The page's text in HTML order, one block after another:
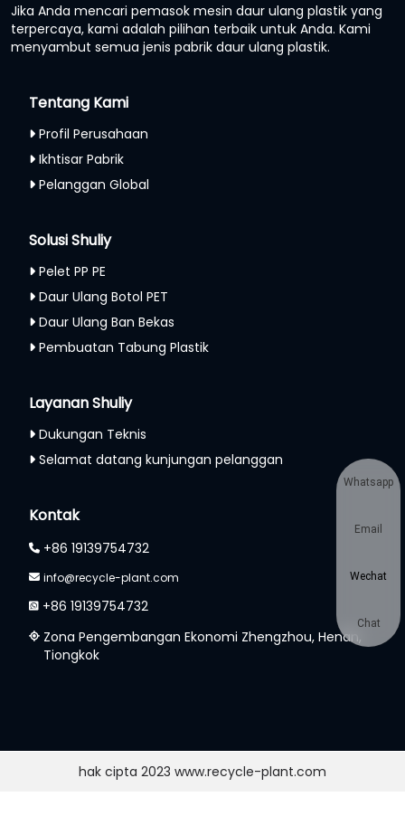
Jika Anda mencari pemasok mesin daur ulang plastik yang
terpercaya, kami adalah pilihan terbaik untuk Anda. Kami
menyambut semua jenis pabrik daur ulang plastik.
Tentang Kami
Profil Perusahaan
Ikhtisar Pabrik
Pelanggan Global
Solusi Shuliy
Pelet PP PE
Daur Ulang Botol PET
Daur Ulang Ban Bekas
Pembuatan Tabung Plastik
Layanan Shuliy
Dukungan Teknis
Selamat datang kunjungan pelanggan
Kontak
+86 19139754732
info@recycle-plant.com
+86 19139754732
Zona Pengembangan Ekonomi Zhengzhou, Henan,
Tiongkok
hak cipta 2023 www.recycle-plant.com
Whatsapp
Email
Wechat
Chat